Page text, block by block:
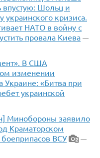
Шольц и
кризиса.
НАТО в войну с
провала Киева —
В США
изменении
Украине: «Битва при
украинской
Минобороны заявило
Краматорском
ВСУ
2 —